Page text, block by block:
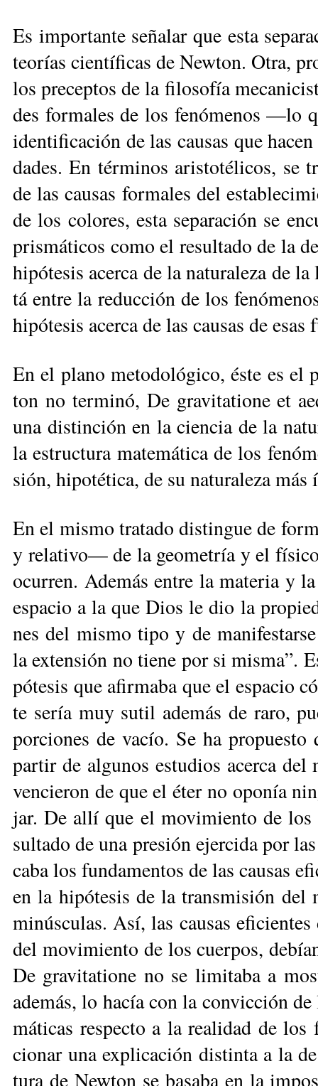
Es im­por­tan­te se­ña­lar que es­ta
teo­rías cien­tí­fi­cas de New­ton. Otra,
los pre­cep­tos de la fi­lo­so­fía
des for­ma­les de los fe­nó­me­nos —lo
iden­ti­fi­ca­ción de las cau­sas que
da­des. En tér­mi­nos aris­to­té­li­cos, se
de las cau­sas for­ma­les del
de los co­lo­res, es­ta se­pa­ra­ción se
pris­má­ti­cos co­mo el re­sul­ta­do de la
hi­pó­te­sis acer­ca de la na­tu­ra­le­za de
tá ­entre la re­duc­ción de los
hi­pó­te­sis acer­ca de las cau­sas de esas
En el pla­no me­to­do­ló­gi­co, és­te es
ton no ter­mi­nó, De gra­vi­ta­tio­ne et
una dis­tin­ción en la cien­cia de la
la es­truc­tu­ra ma­te­má­ti­ca de los
sión, hi­po­té­ti­ca, de su na­tu­ra­le­za más
En el mis­mo tra­ta­do dis­tin­gue de
y re­la­ti­vo— de la geo­me­tría y el
ocu­rren. Ade­más en­tre la ma­te­ria y
es­pa­cio a la que Dios le dio la
nes del mis­mo ti­po y de
la ex­ten­sión no tie­ne por si mis­ma”.
pó­te­sis que afir­ma­ba que el es­pa­cio
te se­ría muy su­til ade­más de ra­ro,
por­cio­nes de va­cío. Se ha
par­tir de al­gu­nos es­tu­dios acer­ca
ven­cie­ron de que el éter no opo­nía
jar. De allí que el mo­vi­mien­to de
sul­ta­do de una pre­sión ejer­ci­da por
ca­ba los fun­da­men­tos de las cau­sas
en la hi­pó­te­sis de la trans­mi­sión del
mi­nús­cu­las. Así, las cau­sas
del mo­vi­mien­to de los cuer­pos,
De gra­vi­ta­tio­ne no se li­mi­ta­ba a
ade­más, lo ha­cía con la con­vic­ción
má­ti­cas res­pec­to a la rea­li­dad de
cio­nar una ex­pli­ca­ción dis­tin­ta a la
tu­ra de New­ton se ba­sa­ba en la